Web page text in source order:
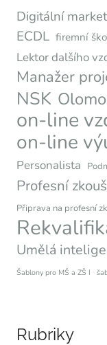
Digitální
ECDL firemní
Lektor dalšího
Manažer
NSK
on-line
on-line
Personalista
Profesní
Připrava na profesní
Umělá
Šablony pro MŠ a ZŠ I
Rubriky